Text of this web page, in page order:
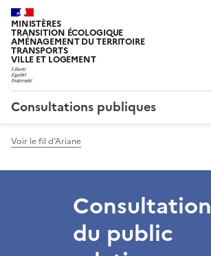
MINISTÈRES
TRANSITION ÉCOLOGIQUE
AMÉNAGEMENT DU TERRITOIRE
TRANSPORTS
VILLE ET LOGEMENT
Consultations publiques
Voir le fil d'Ariane
Consultation
du public